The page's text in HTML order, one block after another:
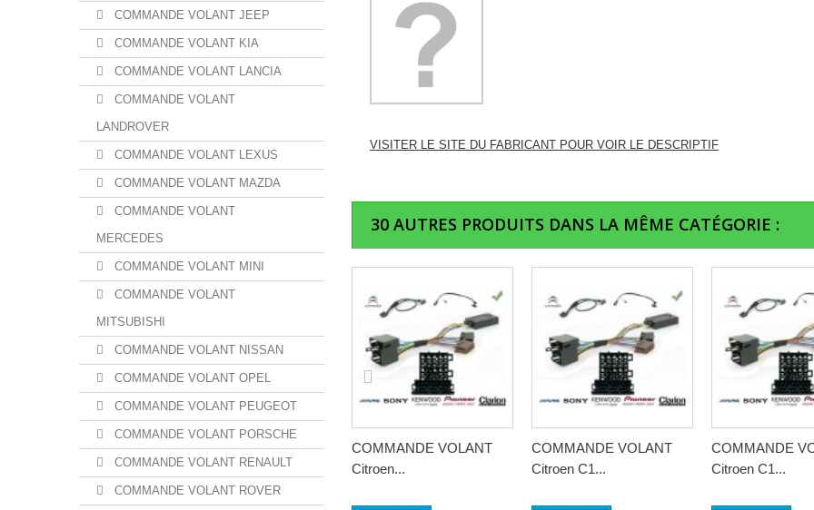
COMMANDE VOLANT JEEP
COMMANDE VOLANT KIA
COMMANDE VOLANT LANCIA
COMMANDE VOLANT
LANDROVER
COMMANDE VOLANT LEXUS
COMMANDE VOLANT MAZDA
COMMANDE VOLANT
MERCEDES
COMMANDE VOLANT MINI
COMMANDE VOLANT
MITSUBISHI
COMMANDE VOLANT NISSAN
COMMANDE VOLANT OPEL
COMMANDE VOLANT PEUGEOT
COMMANDE VOLANT PORSCHE
COMMANDE VOLANT RENAULT
COMMANDE VOLANT ROVER
VISITER LE SITE DU FABRICANT POUR VOIR LE DESCRIPTIF
30 AUTRES PRODUITS DANS LA MÊME CATÉGORIE :
COMMANDE VOLANT
Citroen...
COMMANDE VOLANT
Citroen C1...
COMMANDE
Citroen C1...